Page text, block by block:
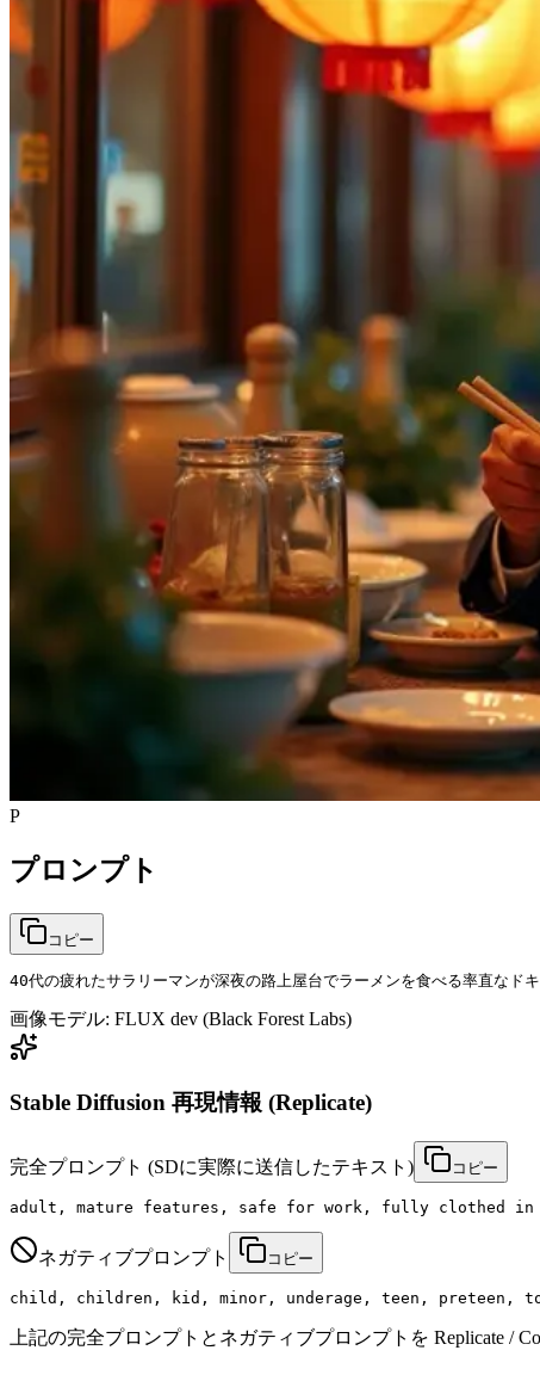
P
プロンプト
コピー
40代の疲れたサラリーマンが深夜の路上屋台でラーメンを食べる率直な
画像モデル: FLUX dev (Black Forest Labs)
Stable Diffusion 再現情報 (Replicate)
完全プロンプト (SDに実際に送信したテキスト) コピー
adult, mature features, safe for work, fully clothed in
ネガティブプロンプト コピー
child, children, kid, minor, underage, teen, preteen,
上記の完全プロンプトとネガティブプロンプトを Replicate /